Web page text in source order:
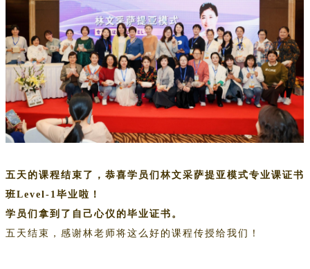
五天的课程结束了，恭喜学员们林文采萨提亚模式专业课证书
班Level-1毕业啦！
学员们拿到了自己心仪的毕业证书。
五天结束，感谢林老师将这么好的课程传授给我们！